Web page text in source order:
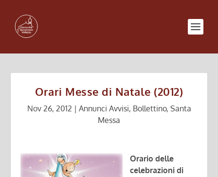
Orari Messe di Natale (2012)
Nov 26, 2012 | Annunci Avvisi, Bollettino, Santa
Messa
Orario delle
celebrazioni di